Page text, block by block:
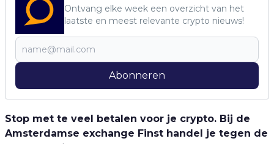
Ontvang elke week een overzicht van het
laatste en meest relevante crypto nieuws!
Abonneren
Stop met te veel betalen voor je crypto. Bij de
Amsterdamse exchange Finst handel je tegen de